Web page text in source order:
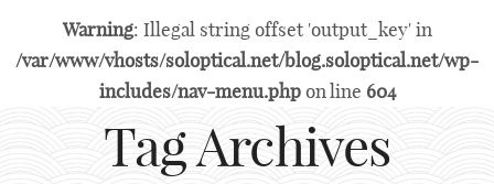
Warning: Illegal string offset 'output_key' in
/var/www/vhosts/soloptical.net/blog.soloptical.net/wp-
includes/nav-menu.phpon line 604
Tag Archives